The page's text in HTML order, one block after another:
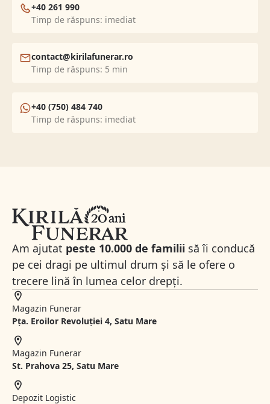
+40 261 990
Timp de răspuns: imediat
contact@kirilafunerar.ro
Timp de răspuns: 5 min
+40 (750) 484 740
Timp de răspuns: imediat
Am ajutat peste 10.000 de familii să îi conducă
pe cei dragi pe ultimul drum și să le ofere o
trecere lină în lumea celor drepți.
Magazin Funerar
Pța. Eroilor Revoluției 4, Satu Mare
Magazin Funerar
St. Prahova 25, Satu Mare
Depozit Logistic